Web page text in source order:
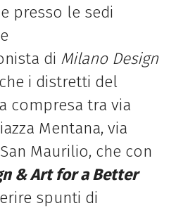
presso le sedi
di Milano Design
i distretti del
compresa tra via
Mentana, via
Maurilio, che con
& Art for a Better
spunti di